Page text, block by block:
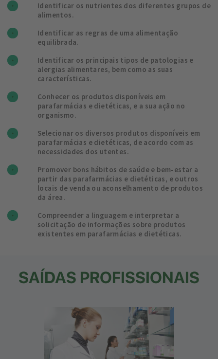
Identificar os nutrientes dos diferentes grupos de
alimentos.
Identificar as regras de uma alimentação
equilibrada.
Identificar os principais tipos de patologias e
alergias alimentares, bem como as suas
características.
Conhecer os produtos disponíveis em
parafarmácias e dietéticas, e a sua ação no
organismo.
Selecionar os diversos produtos disponíveis em
parafarmácias e dietéticas, de acordo com as
necessidades dos utentes.
Promover bons hábitos de saúde e bem-estar a
partir das parafarmácias e dietéticas, e outros
locais de venda ou aconselhamento de produtos
da área.
Compreender a linguagem e interpretar a
solicitação de informações sobre produtos
existentes em parafarmácias e dietéticas.
SAÍDAS PROFISSIONAIS